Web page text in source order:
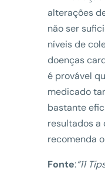
alterações
não ser
níveis de
doenças
é provável
medicado
bastante
resultados a
recomenda
Fonte:“11